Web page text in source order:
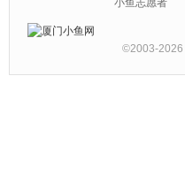
小鱼志愿者
©2003-2026